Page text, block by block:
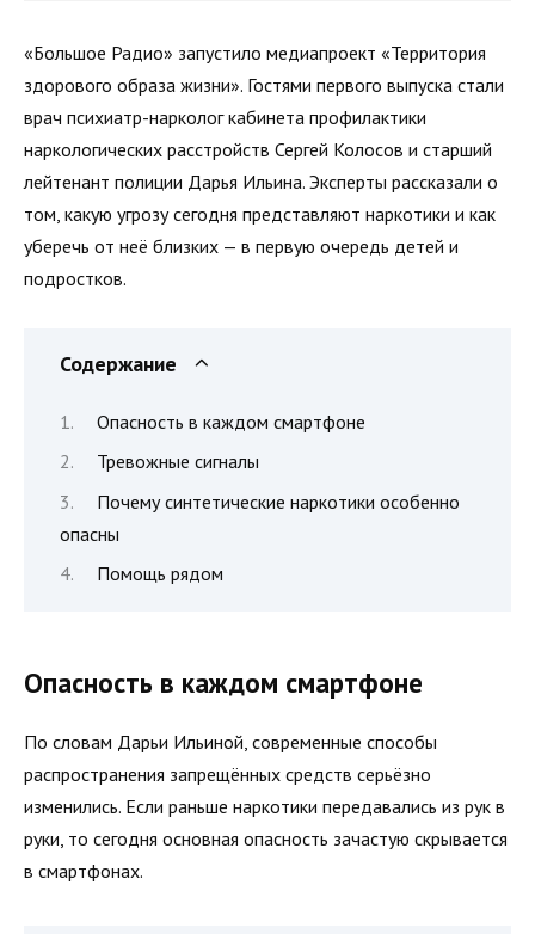
«Большое Радио» запустило медиапроект «Территория
здорового образа жизни». Гостями первого выпуска стали
врач психиатр-нарколог кабинета профилактики
наркологических расстройств Сергей Колосов и старший
лейтенант полиции Дарья Ильина. Эксперты рассказали о
том, какую угрозу сегодня представляют наркотики и как
уберечь от неё близких — в первую очередь детей и
подростков.
Содержание
Опасность в каждом смартфоне
Тревожные сигналы
Почему синтетические наркотики особенно
опасны
Помощь рядом
Опасность в каждом смартфоне
По словам Дарьи Ильиной, современные способы
распространения запрещённых средств серьёзно
изменились. Если раньше наркотики передавались из рук в
руки, то сегодня основная опасность зачастую скрывается
в смартфонах.